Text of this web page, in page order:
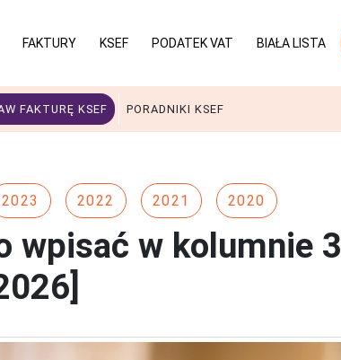
FAKTURY KSEF PODATEK VAT BIAŁA LISTA
FAKTURĘ KSEF PORADNIKI KSEF
2023 2022 2021 2020
wpisać w kolumnie 3